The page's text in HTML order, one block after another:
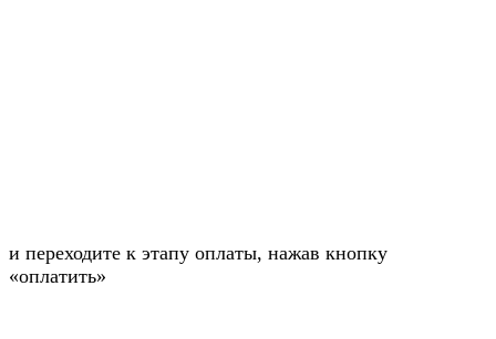
и переходите к этапу оплаты, нажав кнопку
«оплатить»